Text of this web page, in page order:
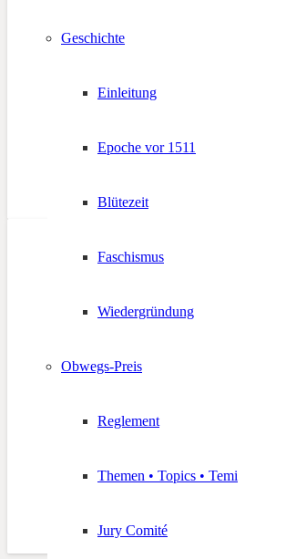
Geschichte
Einleitung
Epoche vor 1511
Blütezeit
Faschismus
Wiedergründung
Obwegs-Preis
Reglement
Themen • Topics • Temi
Jury Comité
51. Tiroler
Tag des